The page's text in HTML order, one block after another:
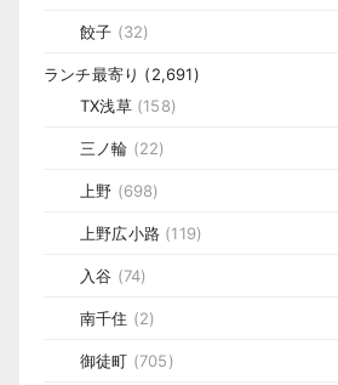
餃子 (32)
ランチ最寄り (2,691)
TX浅草(158)
三ノ輪 (22)
上野 (698)
上野広小路 (119)
入谷 (74)
南千住 (2)
御徒町 (705)